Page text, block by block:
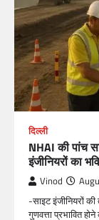
दिल्ली
NHAI की पांच
इंजीनियरों का
Vinod
-साइट इंजीनियरों
गुणवत्ता प्रभावित